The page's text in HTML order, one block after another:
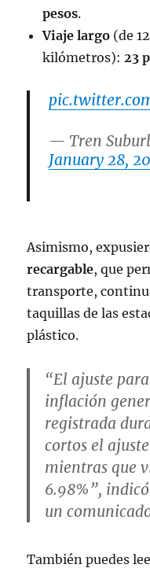
pesos.
Viaje largo (de
kilómetros): 23
— Tren
January 28,
Asimismo,
recargable, que
transporte,
taquillas de las
plástico.
“El ajuste
inflación
registrada
cortos el
mientras que
6.98%”,
un
También puedes